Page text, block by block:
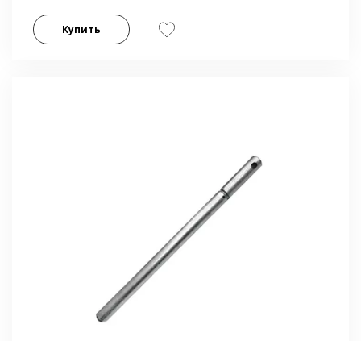
Купить